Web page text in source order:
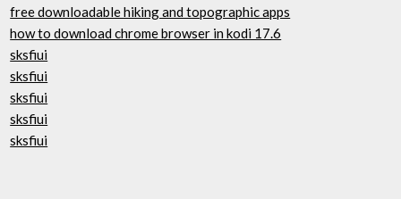
free downloadable hiking and topographic apps
how to download chrome browser in kodi 17.6
sksfiui
sksfiui
sksfiui
sksfiui
sksfiui